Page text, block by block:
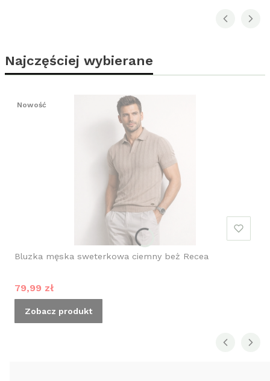
Najczęściej wybierane
Nowość
Bluzka męska sweterkowa ciemny beż Recea
Cena promocyjna
79,99 zł
Zobacz produkt